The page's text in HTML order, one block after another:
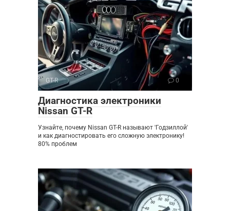
GT-R 0
Диагностика электроники
Nissan GT-R
Узнайте, почему Nissan GT-R называют 'Годзиллой'
и как диагностировать его сложную электронику!
80% проблем